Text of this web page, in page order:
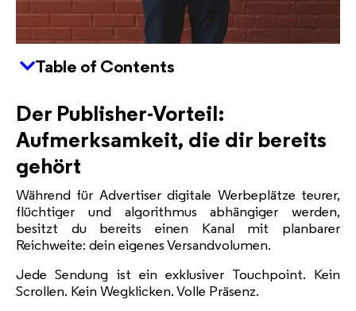
Table of Contents
Der Publisher-Vorteil:
Aufmerksamkeit, die dir bereits
gehört
Während für Advertiser digitale Werbeplätze teurer,
flüchtiger und algorithmus abhängiger werden,
besitzt du bereits einen Kanal mit planbarer
Reichweite: dein eigenes Versandvolumen.
Jede Sendung ist ein exklusiver Touchpoint. Kein
Scrollen. Kein Wegklicken. Volle Präsenz.